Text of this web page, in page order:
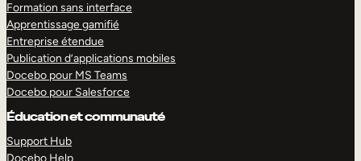
Formation sans interface
Apprentissage gamifié
Entreprise étendue
Publication d’applications mobiles
Docebo pour MS Teams
Docebo pour Salesforce
Éducation et communauté
Support Hub
Docebo Help